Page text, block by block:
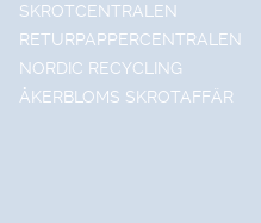
SKROTCENTRALEN
RETURPAPPERCENTRALEN
NORDIC RECYCLING
ÅKERBLOMS SKROTAFFÄR